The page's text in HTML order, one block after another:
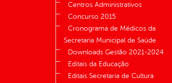
Centros Administrativos
Concurso 2015
Cronograma de Médicos da
Secretaria Municipal de Saúde
Downloads Gestão 2021-2024
Editais da Educação
Editais Secretaria de Cultura